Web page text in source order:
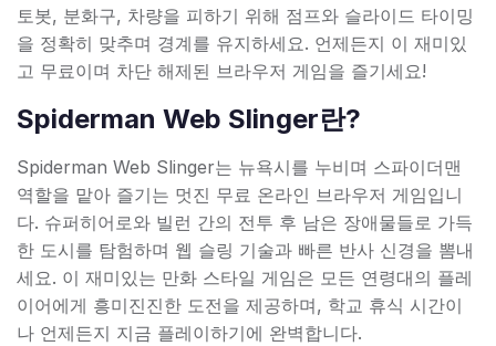
토봇, 분화구, 차량을 피하기 위해 점프와 슬라이드 타이밍
을 정확히 맞추며 경계를 유지하세요. 언제든지 이 재미있
고 무료이며 차단 해제된 브라우저 게임을 즐기세요!
Spiderman Web Slinger란?
Spiderman Web Slinger는 뉴욕시를 누비며 스파이더맨
역할을 맡아 즐기는 멋진 무료 온라인 브라우저 게임입니
다. 슈퍼히어로와 빌런 간의 전투 후 남은 장애물들로 가득
한 도시를 탐험하며 웹 슬링 기술과 빠른 반사 신경을 뽐내
세요. 이 재미있는 만화 스타일 게임은 모든 연령대의 플레
이어에게 흥미진진한 도전을 제공하며, 학교 휴식 시간이
나 언제든지 지금 플레이하기에 완벽합니다.